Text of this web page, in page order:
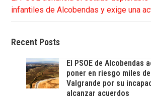
infantiles de Alcobendas y exige una
Recent Posts
El PSOE de Alcobendas
poner en riesgo miles
Valgrande por su
alcanzar acuerdos